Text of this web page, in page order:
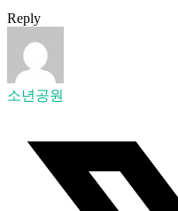
Reply
소년공원